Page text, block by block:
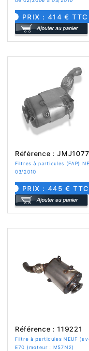
PRIX : 414 € TTC
Référence : JMJ1077
Filtres à particules (FAP)
03/2010
PRIX : 445 € TTC
Référence : 119221
Filtre à particules NEUF
E70 (moteur : M57N2)